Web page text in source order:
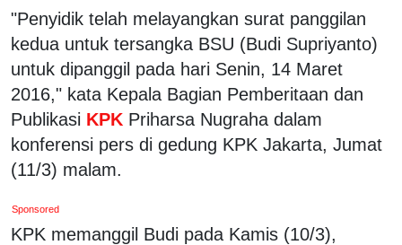
"Penyidik telah melayangkan surat panggilan
kedua untuk tersangka BSU (Budi Supriyanto)
untuk dipanggil pada hari Senin, 14 Maret
2016," kata Kepala Bagian Pemberitaan dan
Publikasi KPK Priharsa Nugraha dalam
konferensi pers di gedung KPK Jakarta, Jumat
(11/3) malam.
Sponsored
KPK memanggil Budi pada Kamis (10/3),